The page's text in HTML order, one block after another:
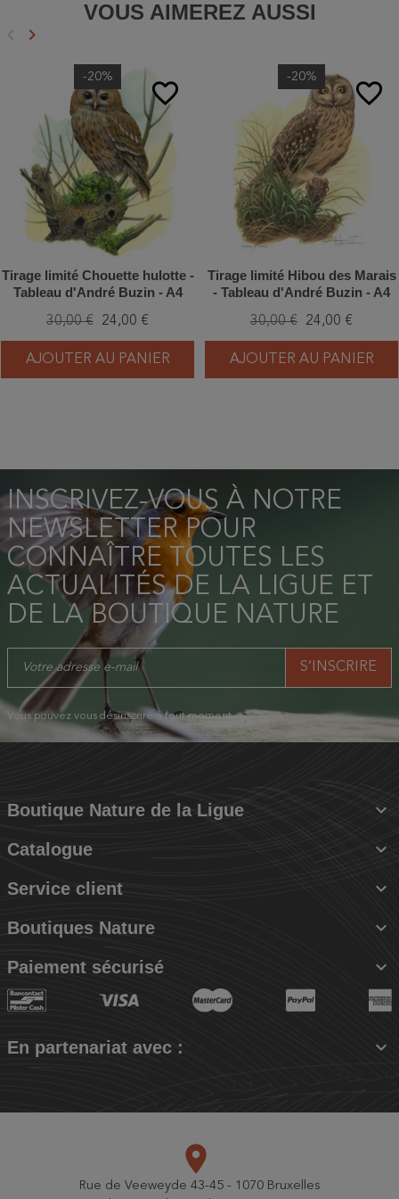
VOUS AIMEREZ AUSSI
Précédent
keyboard_arrow_left Suivant
keyboard_arrow_right
favorite_border
-20%
Tirage limité Chouette hulotte -
Tableau d'André Buzin - A4
30,00 € 24,00 €
AJOUTER AU PANIER
favorite_border
-20%
Tirage limité Hibou des Marais
- Tableau d'André Buzin - A4
30,00 € 24,00 €
AJOUTER AU PANIER
INSCRIVEZ-VOUS À NOTRE
NEWSLETTER POUR
CONNAÎTRE TOUTES LES
ACTUALITÉS DE LA LIGUE ET
DE LA BOUTIQUE NATURE
Vous pouvez vous désinscrire à tout moment.
Boutique Nature de la Ligue 
Catalogue 
Service client 
Boutiques Nature 
Paiement sécurisé 
En partenariat avec : 
place
Rue de Veeweyde 43-45 - 1070 Bruxelles